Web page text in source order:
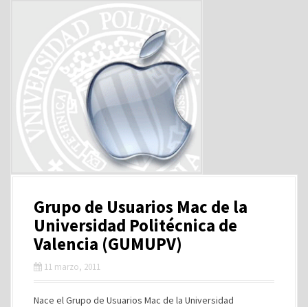
Grupo de Usuarios Mac de la
Universidad Politécnica de
Valencia (GUMUPV)
11 marzo, 2011
Nace el Grupo de Usuarios Mac de la Universidad